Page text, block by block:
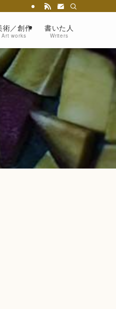
術／創作
Art works
書いた人
Writers